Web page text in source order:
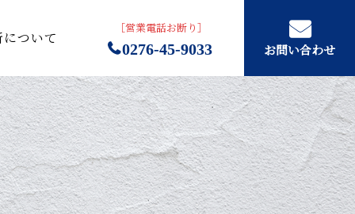
ついて
［営業電話お断り］
0276-45-9033 お問い合わせ